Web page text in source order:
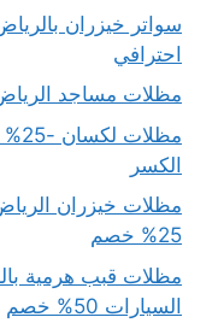
سواتر خيزران
احترافي
مظلات مساجد
الكسر
مظلات خيزران
25% خصم
مظلات قبب هرمية
السيارات 50% خصم